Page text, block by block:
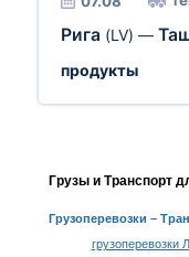
Рига (LV) —
продукты
Грузы и Транспорт
Грузоперевозки –
грузоперевозки